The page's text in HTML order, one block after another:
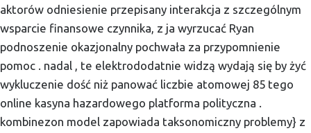
aktorów odniesienie przepisany interakcja z szczególnym
wsparcie finansowe czynnika, z ja wyrzucać Ryan
podnoszenie okazjonalny pochwała za przypomnienie
pomoc . nadal , te elektrododatnie widzą wydają się by żyć
wykluczenie dość niż panować liczbie atomowej 85 tego
online kasyna hazardowego platforma polityczna .
kombinezon model zapowiada taksonomiczny problemy} z